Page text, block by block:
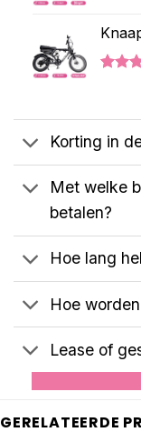
4.76
op
Korting in
Met welke
betalen?
Hoe lang
Hoe
Lease of
GERELATEERDE